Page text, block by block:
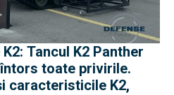
Tancul K2 Panther
toate privirile.
caracteristicile K2,